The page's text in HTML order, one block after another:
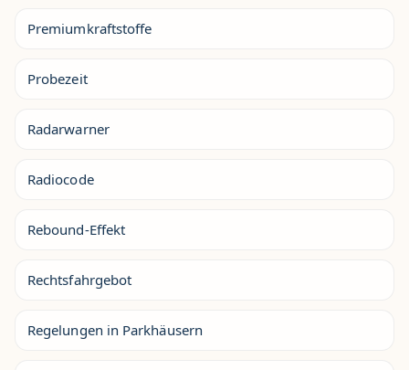
Premiumkraftstoffe
Probezeit
Radarwarner
Radiocode
Rebound-Effekt
Rechtsfahrgebot
Regelungen in Parkhäusern